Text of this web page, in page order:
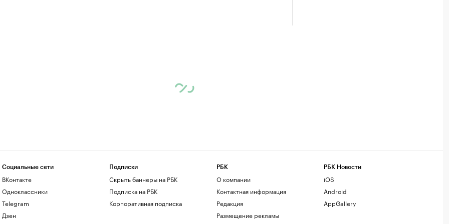
Социальные сети
ВКонтакте
Одноклассники
Telegram
Дзен
Подписки
Скрыть баннеры на РБК
Подписка на РБК
Корпоративная подписка
РБК
О компании
Контактная информация
Редакция
Размещение рекламы
РБК Новости
iOS
Android
AppGallery